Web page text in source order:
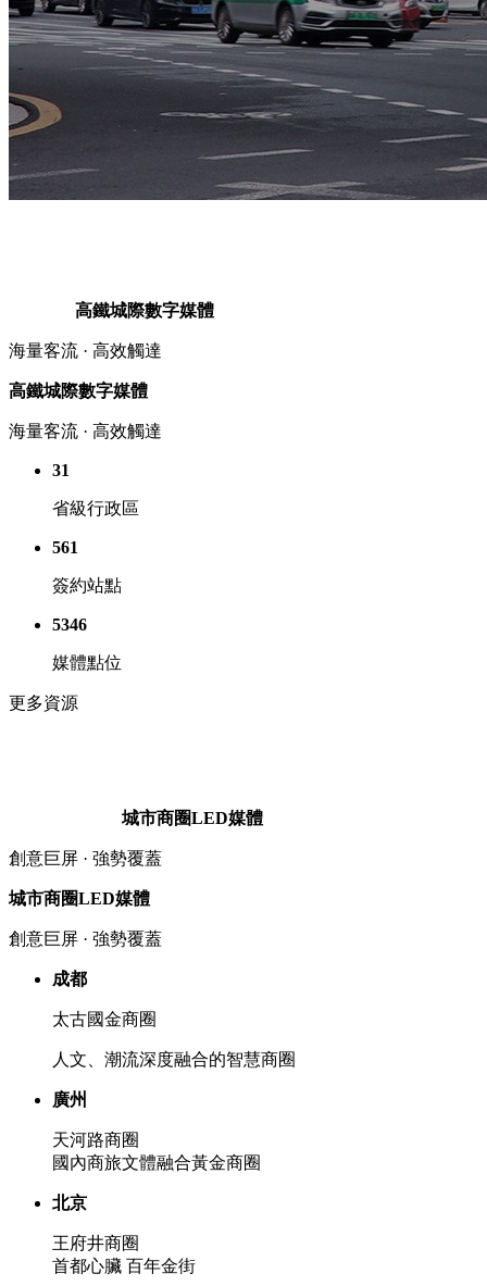
高鐵城際數字媒體
海量客流 · 高效觸達
高鐵城際數字媒體
海量客流 · 高效觸達
31
省級行政區
561
簽約站點
5346
媒體點位
更多資源
城市商圈LED媒體
創意巨屏 · 強勢覆蓋
城市商圈LED媒體
創意巨屏 · 強勢覆蓋
成都
太古國金商圈
人文、潮流深度融合的智慧商圈
廣州
天河路商圈
國內商旅文體融合黃金商圈
北京
王府井商圈
首都心臟 百年金街